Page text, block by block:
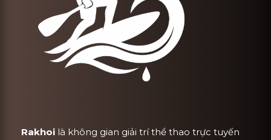
Rakhoi là không gian giải trí thể thao trực tuyến